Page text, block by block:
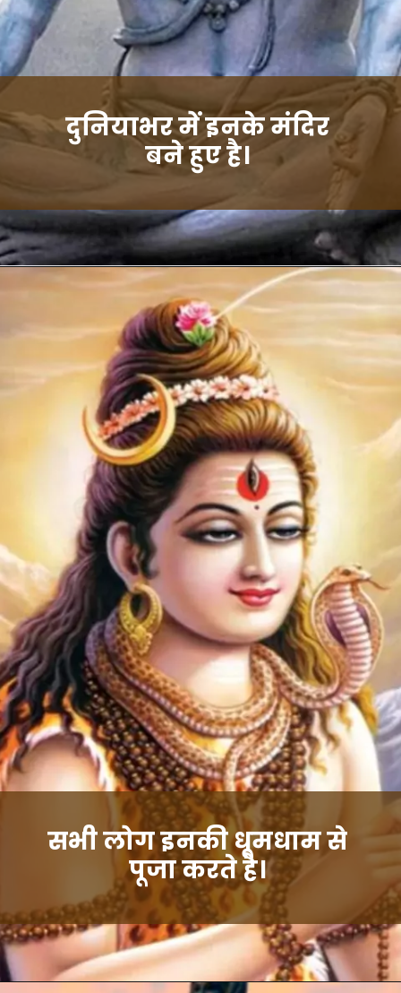
दुनियाभर में इनके मंदिर
सभी लोग इनकी धूमधाम से
पूजा करते है।